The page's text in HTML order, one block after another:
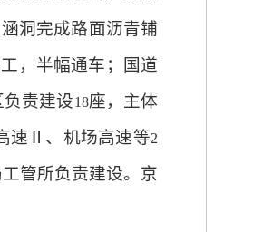
洞完成路面沥青铺
，半幅通车；国道
责建设18座，主体
速Ⅱ、机场高速等2
管所负责建设。京